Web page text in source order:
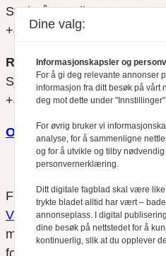
Svein Åge Eriksen
+47 900 79 547
REDAKTØR
Sjur Anda
+47 470 34 460
Om oss
Finansfokus arbeider etter
Varsom-plakatensregler for
medlem av Fagpressen.
for innhold på eksterne
Dine valg:
Informasjonskapsler og
For å gi deg relevante annonser
informasjon fra ditt besøk på vårt
deg mot dette under
For øvrig bruker vi
analyse, for å sammenligne
og for å utvikle og tilby
personvernerklæring.
Ditt digitale fagblad skal være
trykte bladet alltid har vært –
annonseplass. I digital
dine besøk på nettstedet for å
kontinuerlig, slik at du opplever